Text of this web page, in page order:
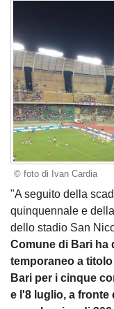
© foto di Ivan Cardia
"A seguito della
quinquennale e
dello stadio San
Comune di Bari
temporaneo a
Bari per i cinque
e l'8 luglio, a